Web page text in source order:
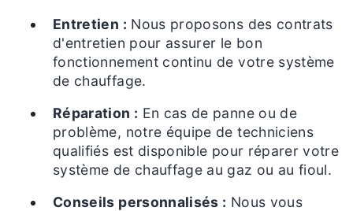
Entretien : Nous proposons des contrats
d'entretien pour assurer le bon
fonctionnement continu de votre système
de chauffage.
Réparation : En cas de panne ou de
problème, notre équipe de techniciens
qualifiés est disponible pour réparer votre
système de chauffage au gaz ou au fioul.
Conseils personnalisés : Nous vous